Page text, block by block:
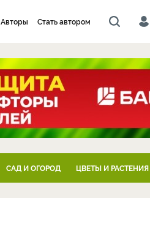
Авторы Стать автором
САД И ОГОРОД ЦВЕТЫ И РАСТЕНИЯ